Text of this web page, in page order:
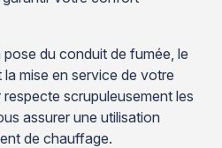
du conduit de fumée, le
mise en service de votre
scrupuleusement les
assurer une utilisation
de chauffage.